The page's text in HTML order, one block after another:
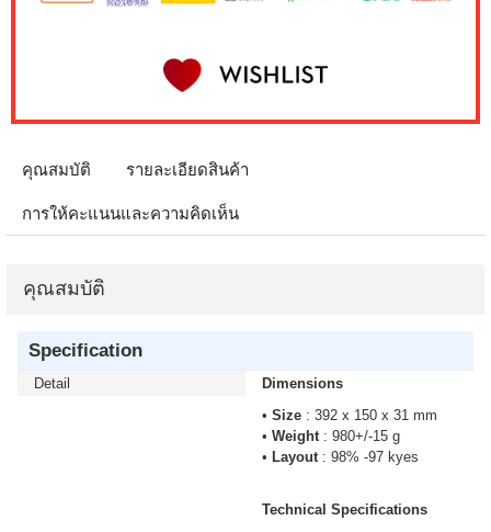
คุณสมบัติ รายละเอียดสินค้า
การให้คะแนนและความคิดเห็น
คุณสมบัติ
Specification
Detail
Dimensions
• Size : 392 x 150 x 31 mm
• Weight : 980+/-15 g
• Layout : 98% -97 kyes
Technical Specifications